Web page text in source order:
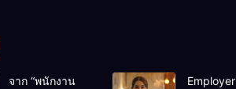
จาก “พนักงาน
Employer